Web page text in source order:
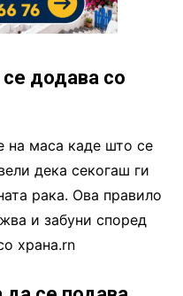
додава со
на маса каде што се
дека секогаш ги
рака. Ова правило
и забуни според
храна.rn